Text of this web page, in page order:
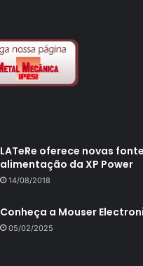
LATeRe oferece novas
alimentação da XP Power
14/08/2018
Conheça a Mouser
05/02/2025